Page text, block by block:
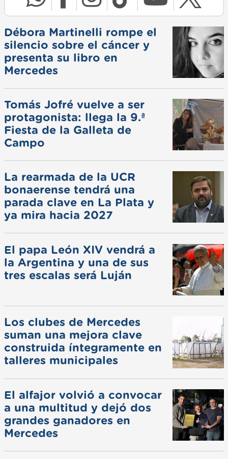
Débora Martinelli rompe el
silencio sobre el cáncer y
presenta su libro en
Mercedes
Tomás Jofré vuelve a ser
protagonista: llega la 9.ª
Fiesta de la Galleta de
Campo
La rearmada de la UCR
bonaerense tendrá una
parada clave en La Plata y
ya mira hacia 2027
El papa León XIV vendrá a
la Argentina y una de sus
tres escalas será Luján
Los clubes de Mercedes
suman una mejora clave
construida íntegramente en
talleres municipales
El alfajor volvió a convocar
a una multitud y dejó dos
grandes ganadores en
Mercedes